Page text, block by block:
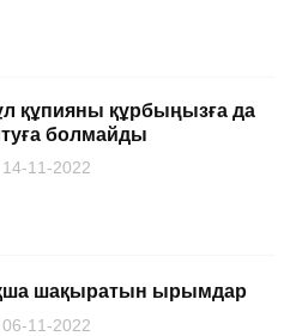
құпияны құрбыңызға да
болмайды
14-11-2022
шақыратын ырымдар
06-11-2022